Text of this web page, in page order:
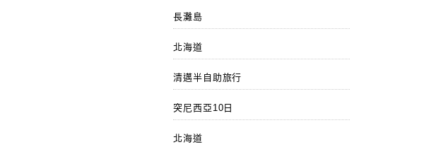
長灘島
北海道
清邁半自助旅行
突尼西亞10日
北海道